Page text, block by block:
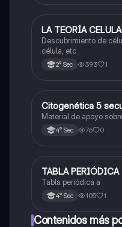
Ciencia y Tecnología
LA TEORÍA
Descubrimiento de
célula, etc
2° Sec 393 1
Ciencia y Tecnología
Citogenética 5
Material de apoyo
4° Sec 76 0
Ciencia y Tecnología
TABLA PERIÓDICA
Tabla periódica a
4° Sec 105 1
Contenidos más